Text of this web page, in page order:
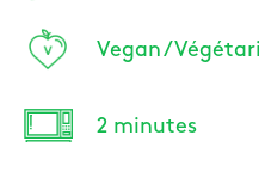
Vegan /
2 minutes